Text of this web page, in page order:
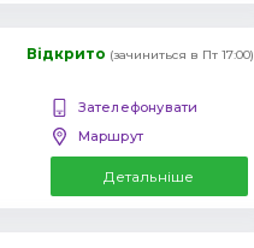
Відкрито (зачиниться в Пт 17:00)
Зателефонувати
Маршрут
Детальніше